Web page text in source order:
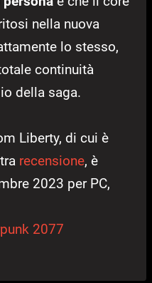
nella nuova
lo stesso,
continuità
della saga.
Liberty, di cui è
recensione, è
2023 per PC,
2077